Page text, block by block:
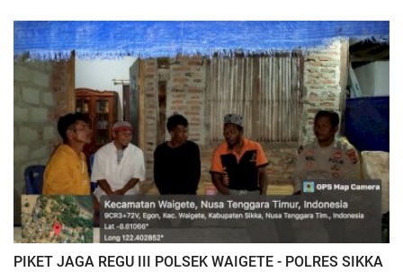
PIKET JAGA REGU III POLSEK WAIGETE - POLRES SIKKA